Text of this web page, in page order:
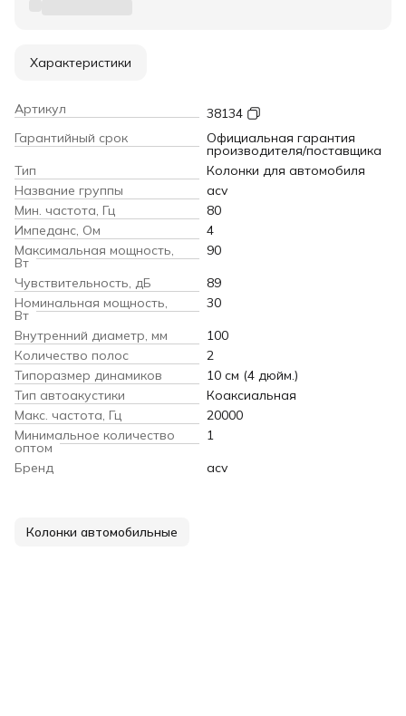
Характеристики
Артикул
38134
Гарантийный срок
Официальная гарантия
производителя/поставщика
Тип
Колонки для автомобиля
Название группы
acv
Мин. частота, Гц
80
Импеданс, Ом
4
Максимальная мощность,
Вт
90
Чувствительность, дБ
89
Номинальная мощность,
Вт
30
Внутренний диаметр, мм
100
Количество полос
2
Типоразмер динамиков
10 см (4 дюйм.)
Тип автоакустики
Коаксиальная
Макс. частота, Гц
20000
Минимальное количество
оптом
1
Бренд
acv
Колонки автомобильные